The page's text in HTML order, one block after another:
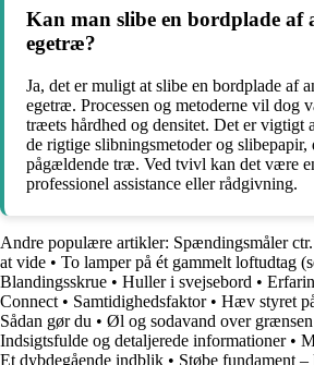
Kan man slibe en bordplade af
egetræ?
Ja, det er muligt at slibe en bordplade af
egetræ. Processen og metoderne vil dog
træets hårdhed og densitet. Det er vigtigt
de rigtige slibningsmetoder og slibepapir,
pågældende træ. Ved tvivl kan det være
professionel assistance eller rådgivning.
Andre populære artikler: Spændingsmåler
at vide • To lamper på ét gammelt loftudtag
Blandingsskrue • Huller i svejsebord •
Connect • Samtidighedsfaktor• Hæv styret
Sådan gør du • Øl og sodavand over grænsen
Indsigtsfulde og detaljerede informationer•
Et dybdegående indblik • Støbe fundament –